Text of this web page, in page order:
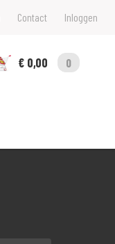
Contact Inloggen
€ 0,00
0